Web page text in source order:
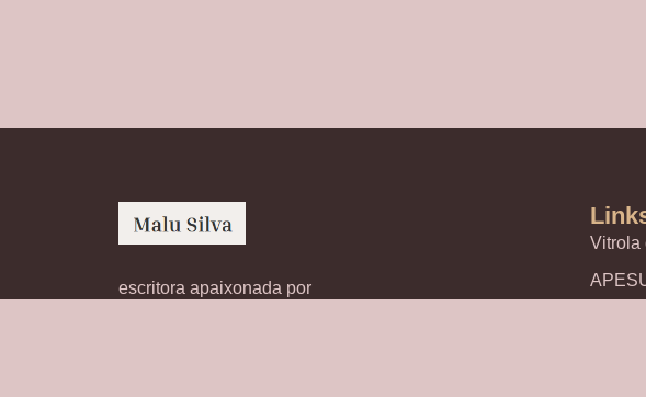
escritora apaixonada por
Vitrola